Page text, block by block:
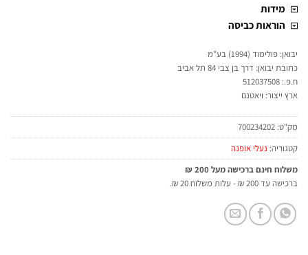
מידות
הוראות כביסה
יבואן: פולימוד (1994) בע"מ
כתובת יבואן: דרך בן צבי 84 תל אביב
ח.פ.: 512037508
ארץ ייצור: ויאטנם
מק"ט: 700234202
קטגוריה: נעלי אופנה
משלוח חינם ברכישה מעל 200 ₪
ברכישה עד 200 ₪ - עלות משלוח 20 ₪.